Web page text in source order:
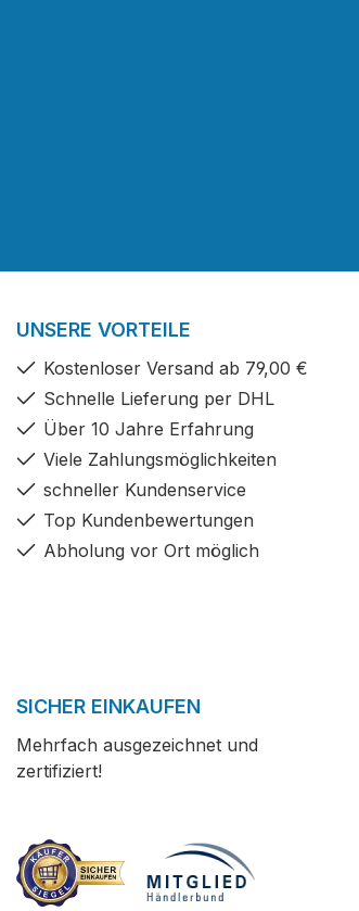
UNSERE VORTEILE
Kostenloser Versand ab 79,00 €
Schnelle Lieferung per DHL
Über 10 Jahre Erfahrung
Viele Zahlungsmöglichkeiten
schneller Kundenservice
Top Kundenbewertungen
Abholung vor Ort möglich
SICHER EINKAUFEN
Mehrfach ausgezeichnet und
zertifiziert!